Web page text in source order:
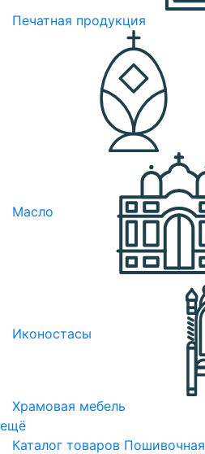
Печатная продукция
Масло
Иконостасы
Храмовая мебель
ещё
Каталог товаров